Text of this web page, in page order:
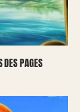
PAGES